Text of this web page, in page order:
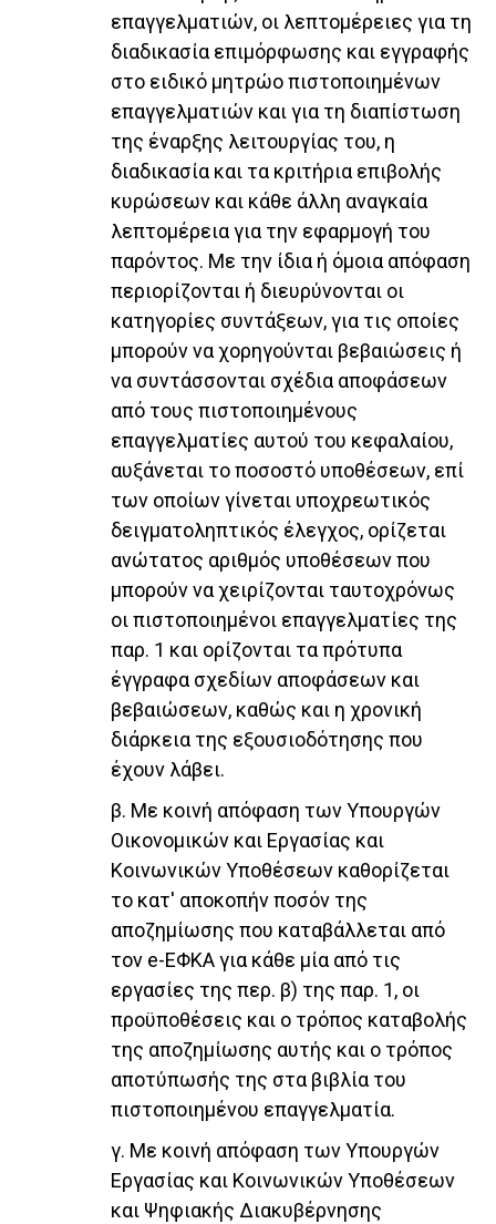
επαγγελματιών, οι λεπτομέρειες για τη
διαδικασία επιμόρφωσης και εγγραφής
στο ειδικό μητρώο πιστοποιημένων
επαγγελματιών και για τη διαπίστωση
της έναρξης λειτουργίας του, η
διαδικασία και τα κριτήρια επιβολής
κυρώσεων και κάθε άλλη αναγκαία
λεπτομέρεια για την εφαρμογή του
παρόντος. Με την ίδια ή όμοια απόφαση
περιορίζονται ή διευρύνονται οι
κατηγορίες συντάξεων, για τις οποίες
μπορούν να χορηγούνται βεβαιώσεις ή
να συντάσσονται σχέδια αποφάσεων
από τους πιστοποιημένους
επαγγελματίες αυτού του κεφαλαίου,
αυξάνεται το ποσοστό υποθέσεων, επί
των οποίων γίνεται υποχρεωτικός
δειγματοληπτικός έλεγχος, ορίζεται
ανώτατος αριθμός υποθέσεων που
μπορούν να χειρίζονται ταυτοχρόνως
οι πιστοποιημένοι επαγγελματίες της
παρ. 1 και ορίζονται τα πρότυπα
έγγραφα σχεδίων αποφάσεων και
βεβαιώσεων, καθώς και η χρονική
διάρκεια της εξουσιοδότησης που
έχουν λάβει.
β. Με κοινή απόφαση των Υπουργών
Οικονομικών και Εργασίας και
Κοινωνικών Υποθέσεων καθορίζεται
το κατ' αποκοπήν ποσόν της
αποζημίωσης που καταβάλλεται από
τον e-ΕΦΚΑ για κάθε μία από τις
εργασίες της περ. β) της παρ. 1, οι
προϋποθέσεις και ο τρόπος καταβολής
της αποζημίωσης αυτής και ο τρόπος
αποτύπωσής της στα βιβλία του
πιστοποιημένου επαγγελματία.
γ. Με κοινή απόφαση των Υπουργών
Εργασίας και Κοινωνικών Υποθέσεων
και Ψηφιακής Διακυβέρνησης